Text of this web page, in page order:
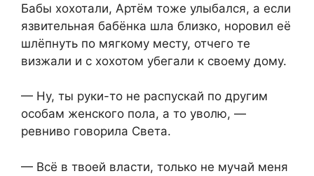
Бабы хохотали, Артём тоже улыбался, а если
язвительная бабёнка шла близко, норовил её
шлёпнуть по мягкому месту, отчего те
визжали и с хохотом убегали к своему дому.
— Ну, ты руки-то не распускай по другим
особам женского пола, а то уволю, —
ревниво говорила Света.
— Всё в твоей власти, только не мучай меня